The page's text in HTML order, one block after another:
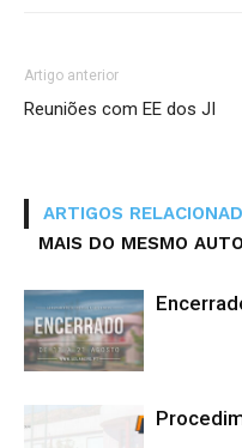
Artigo anterior
Reuniões com EE dos JI
ARTIGOS
MAIS DO MESMO